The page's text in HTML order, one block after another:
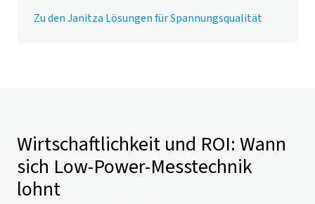
Zu den Janitza Lösungen für Spannungsqualität
Wirtschaftlichkeit und ROI: Wann
sich Low-Power-Messtechnik
lohnt